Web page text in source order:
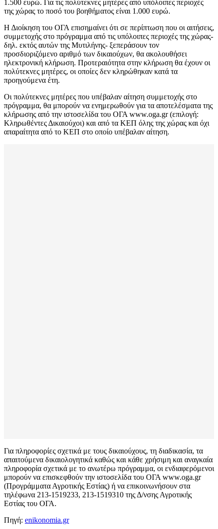
1.500 ευρώ. Για τις πολύτεκνες μητέρες από υπόλοιπες περιοχές
της χώρας το ποσό του βοηθήματος είναι 1.000 ευρώ.
Η Διοίκηση του ΟΓΑ επισημαίνει ότι σε περίπτωση που οι αιτήσεις,
συμμετοχής στο πρόγραμμα από τις υπόλοιπες περιοχές της χώρας-
δηλ. εκτός αυτών της Μυτιλήνης- ξεπεράσουν τον
προσδιοριζόμενο αριθμό των δικαιούχων, θα ακολουθήσει
ηλεκτρονική κλήρωση. Προτεραιότητα στην κλήρωση θα έχουν οι
πολύτεκνες μητέρες, οι οποίες δεν κληρώθηκαν κατά τα
προηγούμενα έτη.
Οι πολύτεκνες μητέρες που υπέβαλαν αίτηση συμμετοχής στο
πρόγραμμα, θα μπορούν να ενημερωθούν για τα αποτελέσματα της
κλήρωσης από την ιστοσελίδα του ΟΓΑ www.oga.gr (επιλογή:
Κληρωθέντες Δικαιούχοι) και από τα ΚΕΠ όλης της χώρας και όχι
απαραίτητα από το ΚΕΠ στο οποίο υπέβαλαν αίτηση.
Για πληροφορίες σχετικά με τους δικαιούχους, τη διαδικασία, τα
απαιτούμενα δικαιολογητικά καθώς και κάθε χρήσιμη και αναγκαία
πληροφορία σχετικά με το ανωτέρω πρόγραμμα, οι ενδιαφερόμενοι
μπορούν να επισκεφθούν την ιστοσελίδα του ΟΓΑ www.oga.gr
(Προγράμματα Αγροτικής Εστίας) ή να επικοινωνήσουν στα
τηλέφωνα 213-1519233, 213-1519310 της Δ/νσης Αγροτικής
Εστίας του ΟΓΑ.
Πηγή: enikonomia.gr